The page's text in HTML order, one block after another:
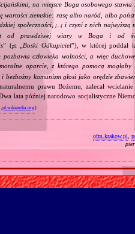
na miejsce Boga osobowego
wartości ziemskie: rasę albo naród, albo
społeczności,[…] i czyni z nich najwyższą
od prawdziwej wiary w Boga i od
” (pl. Boski Odkupiciel”), w której poddał
pozbawia człowieka wolności, a więc
oparcie, z którego pomocą
i bezbożny komunizm głosi jako orędzie
prawu Bożemu, zalecał
lata później narodowo socjalistyczne
,pl.wikipedia.org)
ofm.krakow.pl